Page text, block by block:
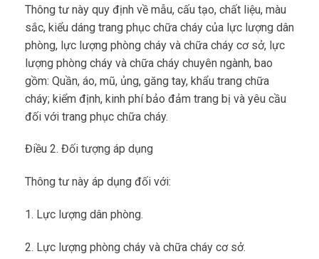
Thông tư này quy định về mẫu, cấu tạo, chất liệu, màu
sắc, kiểu dáng trang phục chữa cháy của lực lượng dân
phòng, lực lượng phòng cháy và chữa cháy cơ sở, lực
lượng phòng cháy và chữa cháy chuyên ngành, bao
gồm: Quần, áo, mũ, ủng, găng tay, khẩu trang chữa
cháy; kiểm định, kinh phí bảo đảm trang bị và yêu cầu
đối với trang phục chữa cháy.
Điều 2. Đối tượng áp dụng
Thông tư này áp dụng đối với:
1. Lực lượng dân phòng.
2. Lực lượng phòng cháy và chữa cháy cơ sở.